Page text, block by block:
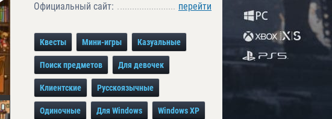
Официальный сайт:
перейти
Квесты Мини-игры Казуальные
Поиск предметов Для девочек
Клиентские Русскоязычные
Одиночные Для Windows Windows XP